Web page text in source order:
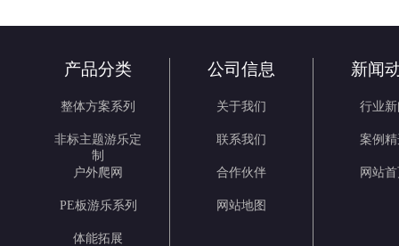
产品分类
整体方案系列
非标主题游乐定
制
户外爬网
PE板游乐系列
体能拓展
公司信息
关于我们
联系我们
合作伙伴
网站地图
新闻
行业
案例
网站